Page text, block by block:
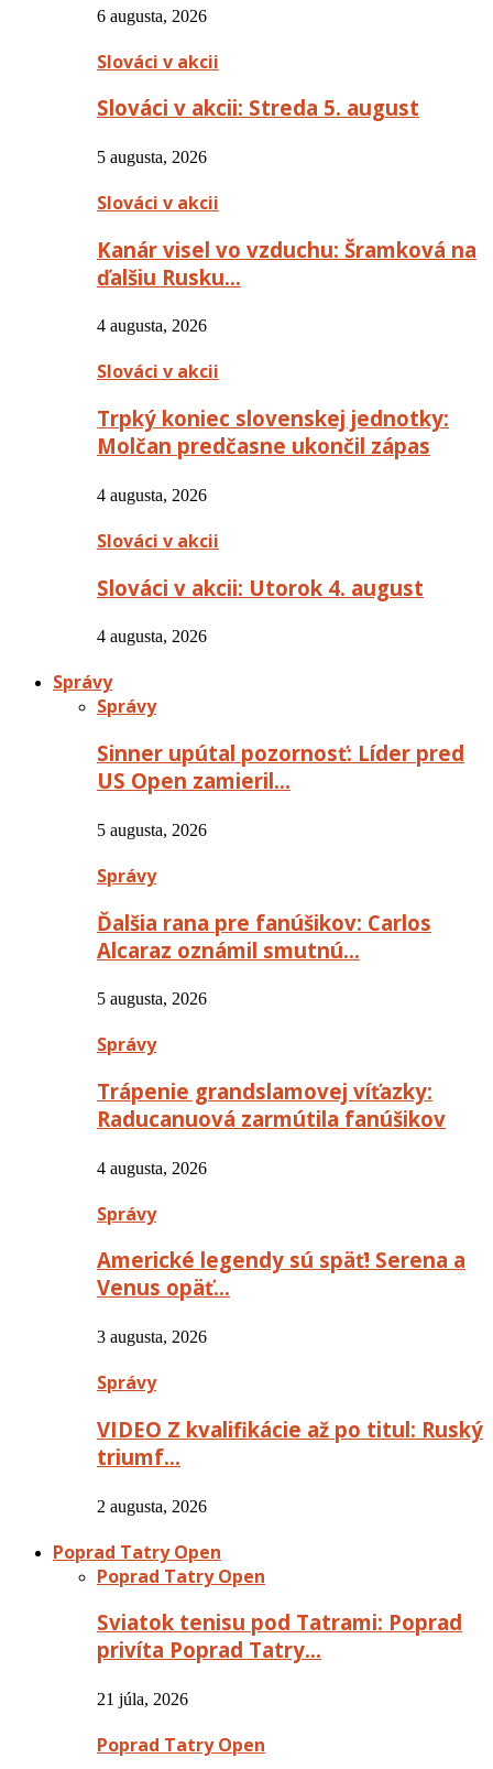
6 augusta, 2026
Slováci v akcii
Slováci v akcii: Streda 5. august
5 augusta, 2026
Slováci v akcii
Kanár visel vo vzduchu: Šramková na
ďalšiu Rusku…
4 augusta, 2026
Slováci v akcii
Trpký koniec slovenskej jednotky:
Molčan predčasne ukončil zápas
4 augusta, 2026
Slováci v akcii
Slováci v akcii: Utorok 4. august
4 augusta, 2026
Správy
Správy
Sinner upútal pozornosť: Líder pred
US Open zamieril…
5 augusta, 2026
Správy
Ďalšia rana pre fanúšikov: Carlos
Alcaraz oznámil smutnú…
5 augusta, 2026
Správy
Trápenie grandslamovej víťazky:
Raducanuová zarmútila fanúšikov
4 augusta, 2026
Správy
Americké legendy sú späť! Serena a
Venus opäť…
3 augusta, 2026
Správy
VIDEO Z kvalifikácie až po titul: Ruský
triumf…
2 augusta, 2026
Poprad Tatry Open
Poprad Tatry Open
Sviatok tenisu pod Tatrami: Poprad
privíta Poprad Tatry…
21 júla, 2026
Poprad Tatry Open